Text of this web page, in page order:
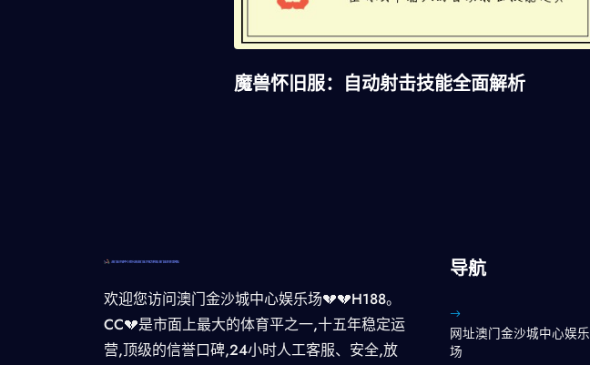
魔兽怀旧服：自动射击技能全面解析
欢迎您访问澳门金沙城中心娱乐场💔💔H188。
CC💔是市面上最大的体育平之一,十五年稳定运
营,顶级的信誉口碑,24小时人工客服、安全,放
导航
网址澳门金沙城中心娱乐
场